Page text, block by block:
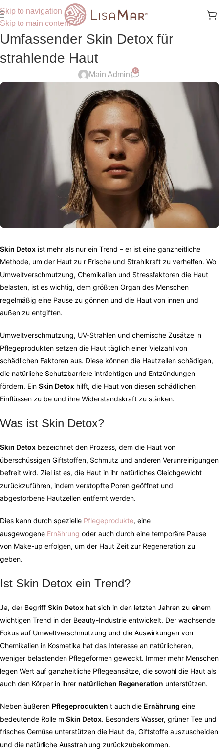
Skip to navigation
Skip to main content
Umfassender Skin Detox für
strahlende Haut
Main Admin
0
Skin Detox ist mehr als nur ein Trend – er ist eine ganzheitliche
Methode, um der Haut zu r Frische und Strahlkraft zu verhelfen. Wo
Umweltverschmutzung, Chemikalien und Stressfaktoren die Haut
belasten, ist es wichtig, dem größten Organ des Menschen
regelmäßig eine Pause zu gönnen und die Haut von innen und
außen zu entgiften.
Umweltverschmutzung, UV-Strahlen und chemische Zusätze in
Pflegeprodukten setzen die Haut täglich einer Vielzahl von
schädlichen Faktoren aus. Diese können die Hautzellen schädigen,
die natürliche Schutzbarriere inträchtigen und Entzündungen
fördern. Ein Skin Detox hilft, die Haut von diesen schädlichen
Einflüssen zu be und ihre Widerstandskraft zu stärken.
Was ist Skin Detox?
Skin Detox bezeichnet den Prozess, dem die Haut von
überschüssigen Giftstoffen, Schmutz und anderen Verunreinigungen
befreit wird. Ziel ist es, die Haut in ihr natürliches Gleichgewicht
zurückzuführen, indem verstopfte Poren geöffnet und
abgestorbene Hautzellen entfernt werden.
Dies kann durch spezielle Pflegeprodukte, eine
ausgewogene Ernährung oder auch durch eine temporäre Pause
von Make-up erfolgen, um der Haut Zeit zur Regeneration zu
geben.
Ist Skin Detox ein Trend?
Ja, der Begriff Skin Detox hat sich in den letzten Jahren zu einem
wichtigen Trend in der Beauty-Industrie entwickelt. Der wachsende
Fokus auf Umweltverschmutzung und die Auswirkungen von
Chemikalien in Kosmetika hat das Interesse an natürlicheren,
weniger belastenden Pflegeformen geweckt. Immer mehr Menschen
legen Wert auf ganzheitliche Pflegeansätze, die sowohl die Haut als
auch den Körper in ihrer natürlichen Regeneration unterstützen.
Neben äußeren Pflegeprodukten t auch die Ernährung eine
bedeutende Rolle m Skin Detox. Besonders Wasser, grüner Tee und
frisches Gemüse unterstützen die Haut da, Giftstoffe auszuscheiden
und die natürliche Ausstrahlung zurückzubekommen.